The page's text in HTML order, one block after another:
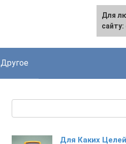
Другое
Для Каких Целей
Для